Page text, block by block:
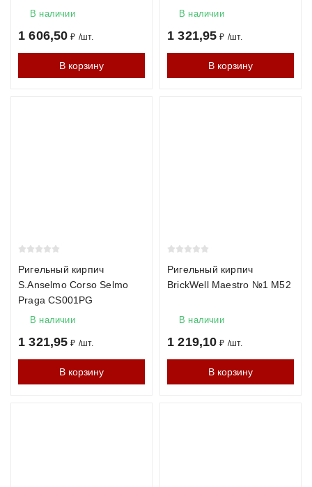
В наличии
1 606,50 ₽ /шт.
В корзину
В наличии
1 321,95 ₽ /шт.
В корзину
Ригельный кирпич
S.Anselmo Corso Selmo
Praga CS001PG
В наличии
1 321,95 ₽ /шт.
В корзину
Ригельный кирпич
BrickWell Maestro №1 М52
В наличии
1 219,10 ₽ /шт.
В корзину